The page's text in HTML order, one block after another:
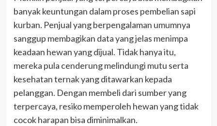
banyak keuntungan dalam proses pembelian sapi
kurban. Penjual yang berpengalaman umumnya
sanggup membagikan data yang jelas menimpa
keadaan hewan yang dijual. Tidak hanya itu,
mereka pula cenderung melindungi mutu serta
kesehatan ternak yang ditawarkan kepada
pelanggan. Dengan membeli dari sumber yang
terpercaya, resiko memperoleh hewan yang tidak
cocok harapan bisa diminimalkan.